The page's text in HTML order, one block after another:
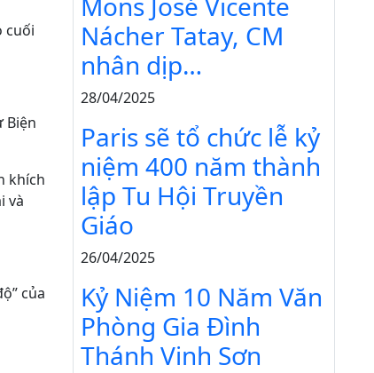
cuối
Biện
khích
và
của
Nácher Tatay, CM
nhân dịp…
28/04/2025
Paris sẽ tổ chức lễ kỷ
niệm 400 năm thành
lập Tu Hội Truyền
Giáo
26/04/2025
Kỷ Niệm 10 Năm Văn
Phòng Gia Đình
Thánh Vinh Sơn